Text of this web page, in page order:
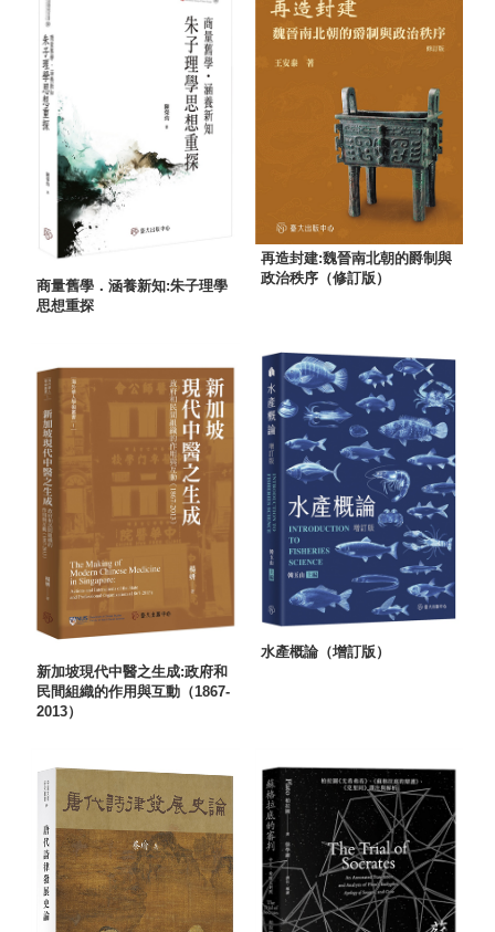
商量舊學．涵養新知:朱子理學
思想重探
再造封建:魏晉南北朝的爵制與
政治秩序（修訂版）
新加坡現代中醫之生成:政府和
民間組織的作用與互動（1867-
2013）
水產概論（增訂版）